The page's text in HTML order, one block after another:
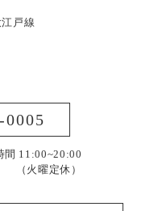
戸線
0005
11:00~20:00
（火曜定休）